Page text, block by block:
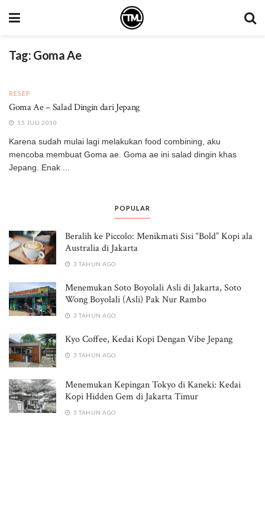
Tag: Goma Ae
RESEP
Goma Ae – Salad Dingin dari Jepang
15 JULI 2010
Karena sudah mulai lagi melakukan food combining, aku
mencoba membuat Goma ae. Goma ae ini salad dingin khas
Jepang. Enak ...
POPULAR
Beralih ke Piccolo: Menikmati Sisi “Bold” Kopi ala
Australia di Jakarta
3 TAHUN AGO
Menemukan Soto Boyolali Asli di Jakarta, Soto
Wong Boyolali (Asli) Pak Nur Rambo
3 TAHUN AGO
Kyo Coffee, Kedai Kopi Dengan Vibe Jepang
3 TAHUN AGO
Menemukan Kepingan Tokyo di Kaneki: Kedai
Kopi Hidden Gem di Jakarta Timur
3 TAHUN AGO